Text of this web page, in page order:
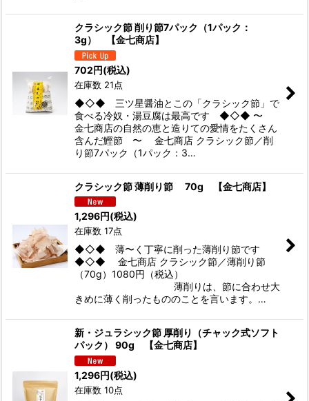
クラシック節 削り節7パック（1パック：
3g） 【金七商店】
702円(税込)
在庫数 21点
◆◇◆ 三ツ星醤油とこの「クラシック節」で
食べる冷奴・湯豆腐は最高です ◆◇◆ 〜
金七商店の自然の恵と造りての愛情をたくさん
含んだ鰹節 〜 金七商店 クラシック節／削
り節7パック（1パック：3…
クラシック節 薄削り節 70g 【金七商店】
1,296円(税込)
在庫数 17点
◆◇◆ 薄〜く丁寧に削った薄削り節です
◆◇◆ 金七商店 クラシック節／薄削り節
（70g）1080円（税込）
薄削りは、節に合わせ大
きめに薄く削ったもののことを言います。…
新・ジュラシック節 厚削り（チャック式ソフト
パック） 90g 【金七商店】
1,296円(税込)
在庫数 10点